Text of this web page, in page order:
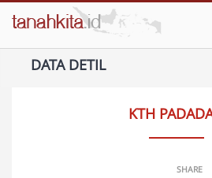
DATA DETIL
KTH
SHARE